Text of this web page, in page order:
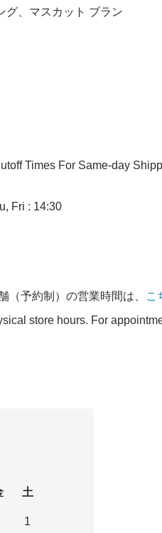
グ、マスカット ブラン
Times For Same-day
Fri : 14:30
予約制）の営業時間は、 こ
store hours. For
土
1